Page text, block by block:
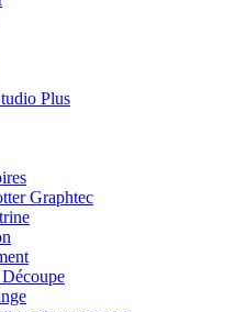
Plus
Graphtec